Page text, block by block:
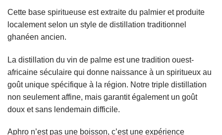
Cette base spiritueuse est extraite du palmier et produite
localement selon un style de distillation traditionnel
ghanéen ancien.
La distillation du vin de palme est une tradition ouest-
africaine séculaire qui donne naissance à un spiritueux au
goût unique spécifique à la région. Notre triple distillation
non seulement affine, mais garantit également un goût
doux et sans lendemain difficile.
Aphro n’est pas une boisson, c’est une expérience